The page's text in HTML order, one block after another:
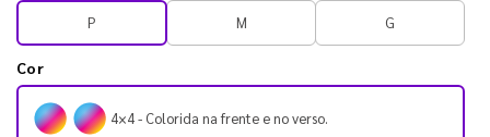
P M G
Cor
4×4 - Colorida na frente e no verso.